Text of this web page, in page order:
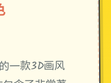
一款3D画风